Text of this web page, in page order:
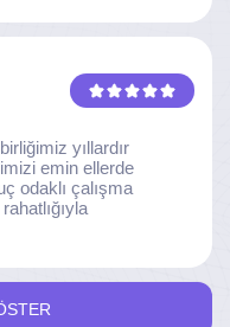
yıllardır
emin ellerde
odaklı çalışma